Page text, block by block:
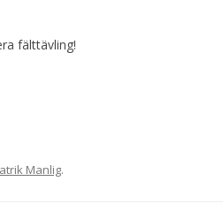
fälttävling!
Manlig.